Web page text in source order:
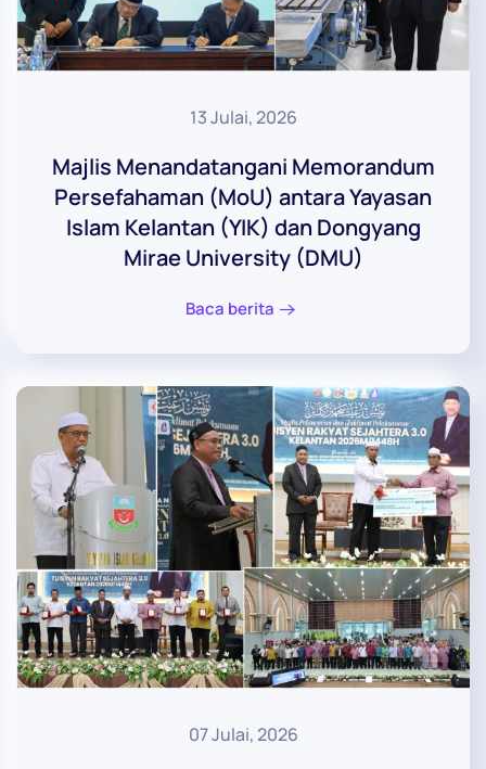
13 Julai, 2026
Majlis Menandatangani Memorandum
Persefahaman (MoU) antara Yayasan
Islam Kelantan (YIK) dan Dongyang
Mirae University (DMU)
Baca berita
07 Julai, 2026